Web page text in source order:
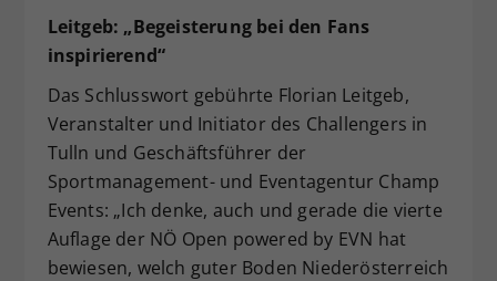
Leitgeb: „Begeisterung bei den Fans
inspirierend“
Das Schlusswort gebührte Florian Leitgeb,
Veranstalter und Initiator des Challengers in
Tulln und Geschäftsführer der
Sportmanagement- und Eventagentur Champ
Events: „Ich denke, auch und gerade die vierte
Auflage der NÖ Open powered by EVN hat
bewiesen, welch guter Boden Niederösterreich